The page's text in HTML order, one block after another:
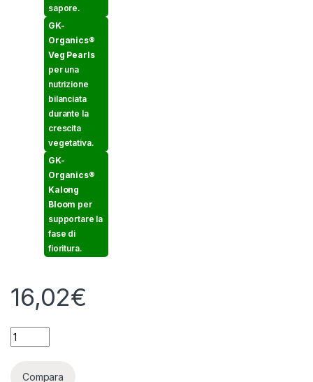
sapore.
GK-
Organics®
Veg Pearls
per una
nutrizione
bilanciata
durante la
crescita
vegetativa.
GK-
Organics®
Kalong
Bloom per
supportare la
fase di
fioritura.
16,02€
GUANO KALONG - GK ORGANICS - GROW - LIQUIDO 100%
Compara